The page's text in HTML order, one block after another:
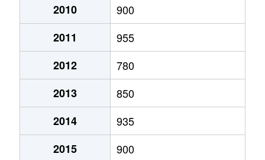
下万呂
2,400万円
下万呂
970万円
下万呂
2,800万円
下三栖
660万円
城山台
840万円
城山台
790万円
2010
900
2011
955
2012
780
2013
850
2014
935
2015
900